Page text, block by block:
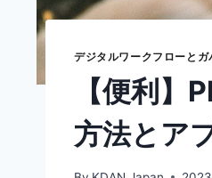
デジタルワークフローとガ
【便利】
方法とア